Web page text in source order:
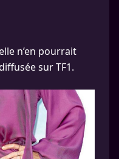
n’en pourrait
sur TF1.